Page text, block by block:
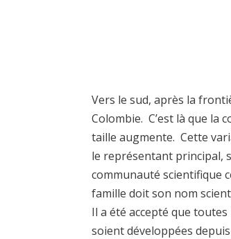
Vers le sud, après la
Colombie. C’est là que la
taille augmente. Cette
le représentant principal,
communauté scientifique
famille doit son nom
Il a été accepté que
soient développées